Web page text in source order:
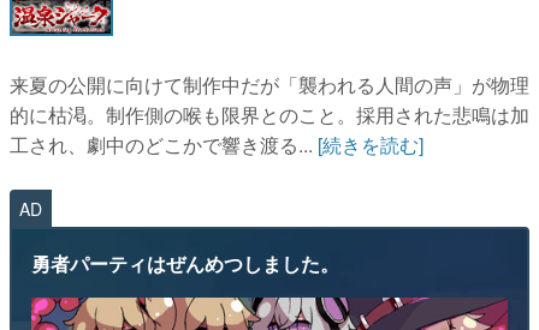
来夏の公開に向けて制作中だが「襲われる人間の声」が物理
的に枯渇。制作側の喉も限界とのこと。採用された悲鳴は加
工され、劇中のどこかで響き渡る... [続きを読む]
AD
勇者パーティはぜんめつしました。